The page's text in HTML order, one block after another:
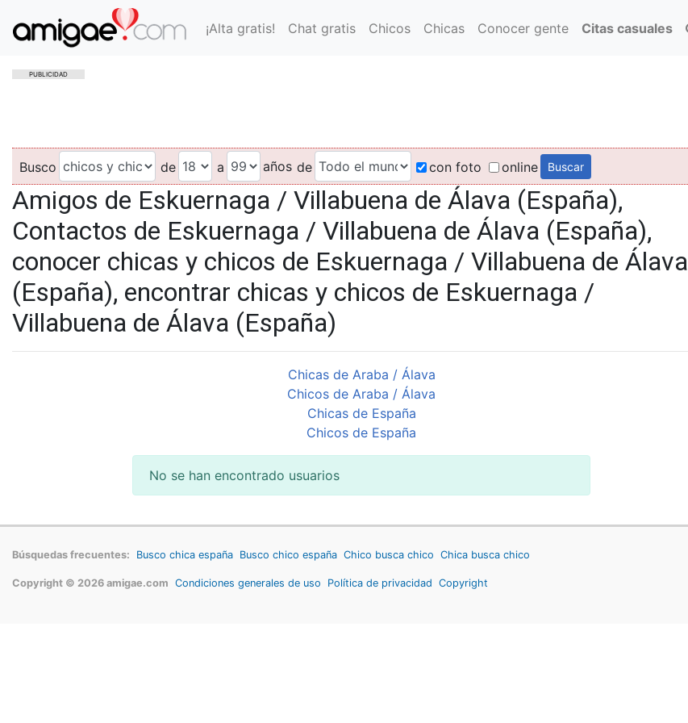
¡Alta gratis! Chat gratis Chicos Chicas Conocer gente Citas casuales
PUBLICIDAD
Busco de a años de con foto online
Amigos de Eskuernaga / Villabuena de Álava (España),
Contactos de Eskuernaga / Villabuena de Álava (España),
conocer chicas y chicos de Eskuernaga / Villabuena de Álava
(España), encontrar chicas y chicos de Eskuernaga /
Villabuena de Álava (España)
Chicas de Araba / Álava
Chicos de Araba / Álava
Chicas de España
Chicos de España
No se han encontrado usuarios
Búsquedas frecuentes: Busco chica españa Busco chico españa Chico busca chico Chica busca chico
Copyright © 2026 amigae.com Condiciones generales de uso Política de privacidad Copyright